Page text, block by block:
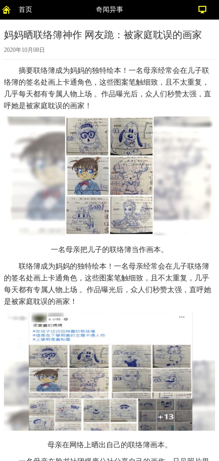
首页 奇闻异事
妈妈晒联络簿神作 网友跪：被家庭耽误的画家
2020年10月08日
摘要联络簿成为妈妈的独特绘本！一名母亲经常会在儿子联
络簿的签名处画上卡通角色，这些图案笔触细致，且不太重复，
几乎每天都有专属人物上场 。作品曝光后，众人们秒赞太强，直
呼她是被家庭耽误的画家！
一名母亲把儿子的联络簿当作画本。
联络簿成为妈妈的独特绘本！一名母亲经常会在儿子联络簿
的签名处画上卡通角色，这些图案笔触细致，且不太重复，几乎
每天都有专属人物上场 。作品曝光后，众人们秒赞太强，直呼她
是被家庭耽误的画家！
母亲在网络上晒出自己的联络簿画本。